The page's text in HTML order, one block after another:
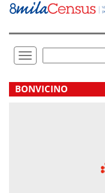
Vai
direttamente
Toggle
navigation
.
BONVICINO